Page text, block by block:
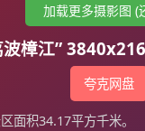
加载更多摄影图 (
樟江”
夸克网盘
面积34.17平方千米。